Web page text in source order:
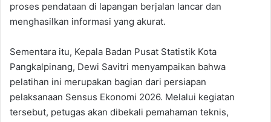
proses pendataan di lapangan berjalan lancar dan
menghasilkan informasi yang akurat.
Sementara itu, Kepala Badan Pusat Statistik Kota
Pangkalpinang, Dewi Savitri menyampaikan bahwa
pelatihan ini merupakan bagian dari persiapan
pelaksanaan Sensus Ekonomi 2026. Melalui kegiatan
tersebut, petugas akan dibekali pemahaman teknis,